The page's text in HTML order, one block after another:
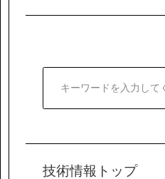
営業カタログ
協力会社の皆様へ
技術情報トップ